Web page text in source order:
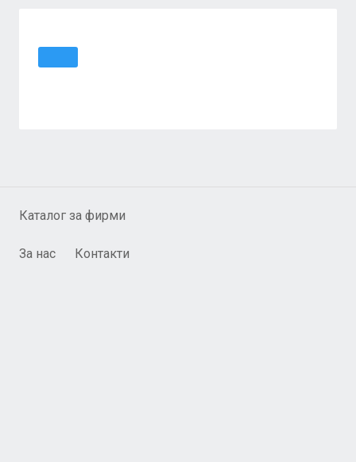
Каталог за фирми
За нас Контакти